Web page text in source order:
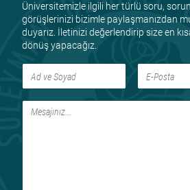
Üniversitemizle ilgili her türlü soru,
görüşlerinizi bizimle paylaşmanızdan
duyarız. İletinizi değerlendirip size en
dönüş yapacağız.